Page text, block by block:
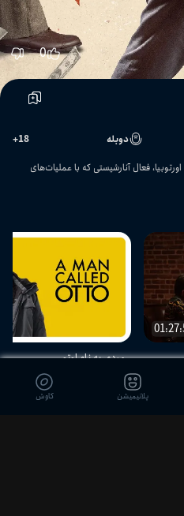
0
دوبله 18
+
فعال آنارشیستی که با عملیات‌های
مردی به نام اوتو
پلانیمیشن کاوش